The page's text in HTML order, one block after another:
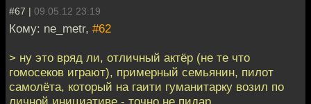
#67 | 09.05.12 23:19
Кому: ne_metr, #62
> ну это вряд ли, отличный актёр (не те что
гомосеков играют), примерный семьянин, пилот
самолёта, который на гаити гуманитарку возил по